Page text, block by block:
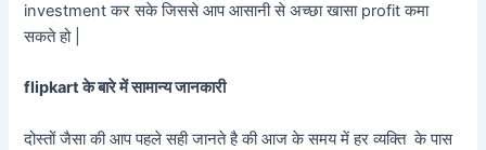
investment कर सके जिससे आप आसानी से अच्छा खासा profit कमा
सकते हो |
flipkart के बारे में सामान्य जानकारी
दोस्तों जैसा की आप पहले सही जानते है की आज के समय में हर व्यक्ति के पास